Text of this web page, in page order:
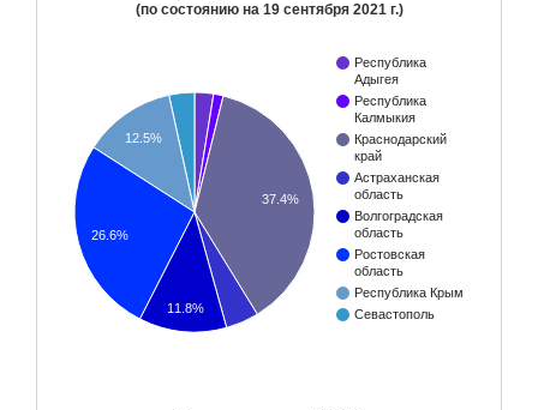
(по состоянию на 19 сентября 2021 г.)
Республика
Адыгея
Республика
Калмыкия
Краснодарский
край
Астраханская
область
Волгоградская
область
Ростовская
область
Республика Крым
Севастополь
37.4%
12.5%
26.6%
11.8%